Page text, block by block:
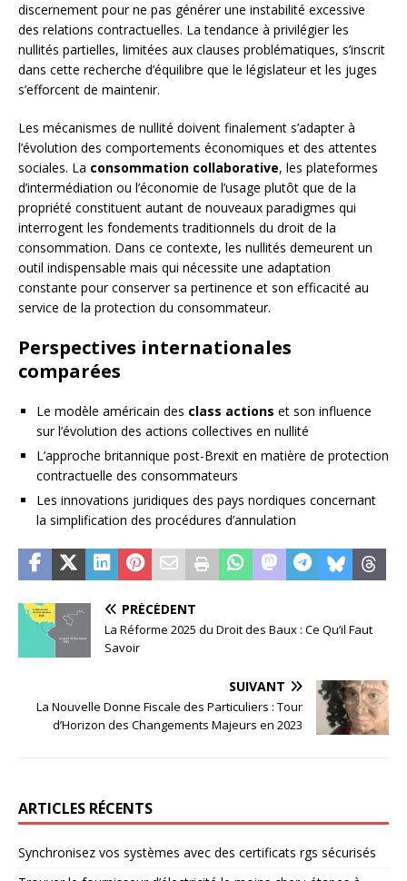
discernement pour ne pas générer une instabilité excessive
des relations contractuelles. La tendance à privilégier les
nullités partielles, limitées aux clauses problématiques, s’inscrit
dans cette recherche d’équilibre que le législateur et les juges
s’efforcent de maintenir.
Les mécanismes de nullité doivent finalement s’adapter à
l’évolution des comportements économiques et des attentes
sociales. La consommation collaborative, les plateformes
d’intermédiation ou l’économie de l’usage plutôt que de la
propriété constituent autant de nouveaux paradigmes qui
interrogent les fondements traditionnels du droit de la
consommation. Dans ce contexte, les nullités demeurent un
outil indispensable mais qui nécessite une adaptation
constante pour conserver sa pertinence et son efficacité au
service de la protection du consommateur.
Perspectives internationales
comparées
Le modèle américain des class actions et son influence
sur l’évolution des actions collectives en nullité
L’approche britannique post-Brexit en matière de protection
contractuelle des consommateurs
Les innovations juridiques des pays nordiques concernant
la simplification des procédures d’annulation
PRÉCÉDENT
La Réforme 2025 du Droit des Baux : Ce Qu’il Faut
Savoir
SUIVANT
La Nouvelle Donne Fiscale des Particuliers : Tour
d’Horizon des Changements Majeurs en 2023
ARTICLES RÉCENTS
Synchronisez vos systèmes avec des certificats rgs sécurisés